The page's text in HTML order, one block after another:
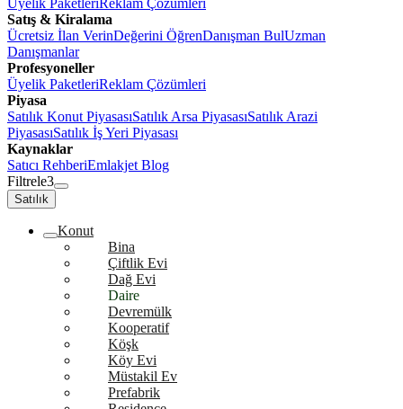
Üyelik PaketleriReklam Çözümleri
Satış & Kiralama
Ücretsiz İlan VerinDeğerini ÖğrenDanışman BulUzman
Danışmanlar
Profesyoneller
Üyelik PaketleriReklam Çözümleri
Piyasa
Satılık Konut PiyasasıSatılık Arsa PiyasasıSatılık Arazi
PiyasasıSatılık İş Yeri Piyasası
Kaynaklar
Satıcı RehberiEmlakjet Blog
Filtrele3
Satılık
Konut
Bina
Çiftlik Evi
Dağ Evi
Daire
Devremülk
Kooperatif
Köşk
Köy Evi
Müstakil Ev
Prefabrik